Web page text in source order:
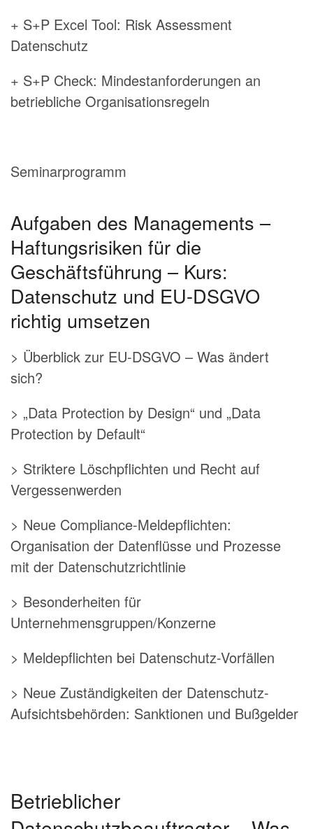
+ S+P Excel Tool: Risk Assessment
Datenschutz
+ S+P Check: Mindestanforderungen an
betriebliche Organisationsregeln
Seminarprogramm
Aufgaben des Managements –
Haftungsrisiken für die
Geschäftsführung – Kurs:
Datenschutz und EU-DSGVO
richtig umsetzen
> Überblick zur EU-DSGVO – Was ändert
sich?
> „Data Protection by Design“ und „Data
Protection by Default“
> Striktere Löschpflichten und Recht auf
Vergessenwerden
> Neue Compliance-Meldepflichten:
Organisation der Datenflüsse und Prozesse
mit der Datenschutzrichtlinie
> Besonderheiten für
Unternehmensgruppen/Konzerne
> Meldepflichten bei Datenschutz-Vorfällen
> Neue Zuständigkeiten der Datenschutz-
Aufsichtsbehörden: Sanktionen und Bußgelder
Betrieblicher